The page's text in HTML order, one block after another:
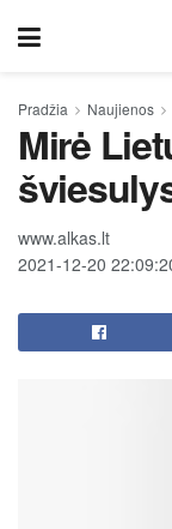
Pradžia Naujienos
Mirė
www.alkas.lt
2021-12-20